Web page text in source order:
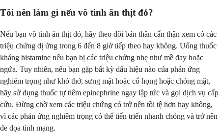
Tôi nên làm gì nếu vô tình ăn thịt đỏ?
Nếu bạn vô tình ăn thịt đỏ, hãy theo dõi bản thân cẩn thận xem có các
triệu chứng dị ứng trong 6 đến 8 giờ tiếp theo hay không. Uống thuốc
kháng histamine nếu bạn bị các triệu chứng nhẹ như mề đay hoặc
ngứa. Tuy nhiên, nếu bạn gặp bất kỳ dấu hiệu nào của phản ứng
nghiêm trọng như khó thở, sưng mặt hoặc cổ họng hoặc chóng mặt,
hãy sử dụng thuốc tự tiêm epinephrine ngay lập tức và gọi dịch vụ cấp
cứu. Đừng chờ xem các triệu chứng có trở nên tồi tệ hơn hay không,
vì các phản ứng nghiêm trọng có thể tiến triển nhanh chóng và trở nên
đe dọa tính mạng.